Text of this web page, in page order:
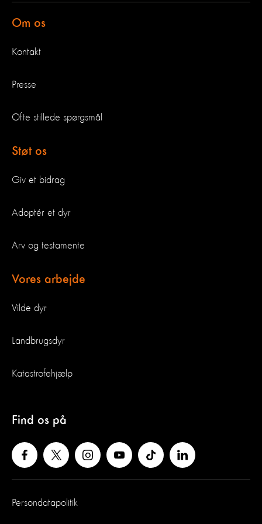
Om os
Kontakt
Presse
Ofte stillede spørgsmål
Støt os
Giv et bidrag
Adoptér et dyr
Arv og testamente
Vores arbejde
Vilde dyr
Landbrugsdyr
Katastrofehjælp
Find os på
Persondatapolitik